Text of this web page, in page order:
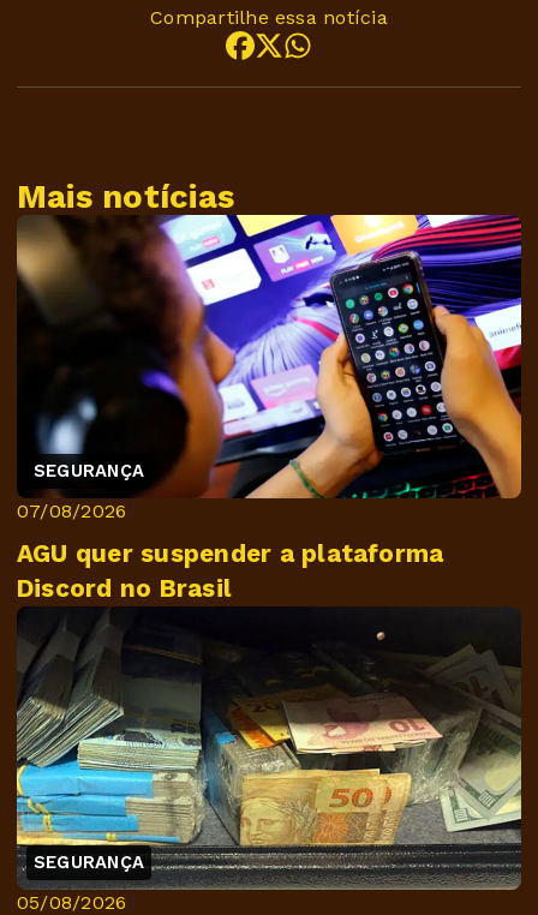
Compartilhe essa notícia
Mais notícias
SEGURANÇA
07/08/2026
AGU quer suspender a plataforma
Discord no Brasil
SEGURANÇA
05/08/2026